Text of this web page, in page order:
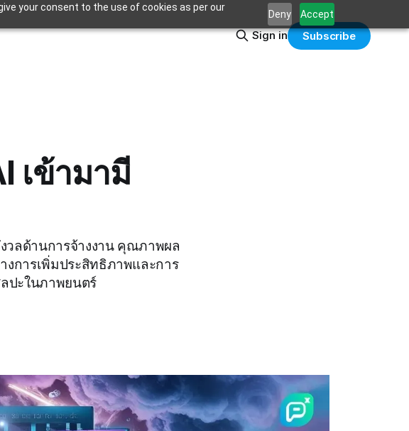
your consent to the use of cookies as per our
Deny Accept
Sign in Subscribe
เข้ามามี
วลด้านการจ้างงาน คุณภาพผล
งการเพิ่มประสิทธิภาพและการ
ปะในภาพยนตร์